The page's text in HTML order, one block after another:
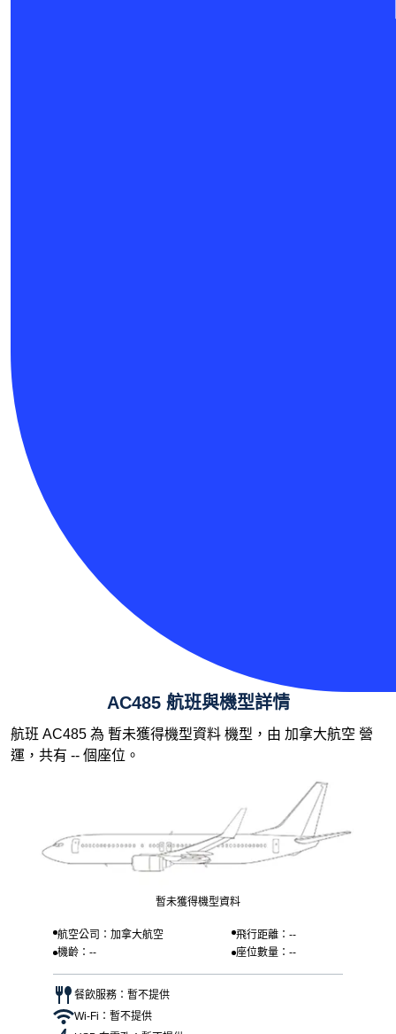
AC485 航班與機型詳情
航班 AC485 為 暫未獲得機型資料 機型，由 加拿大航空 營
運，共有 -- 個座位。
暫未獲得機型資料
航空公司：加拿大航空
飛行距離：--
機齡：--
座位數量：--
餐飲服務：暫不提供
Wi-Fi：暫不提供